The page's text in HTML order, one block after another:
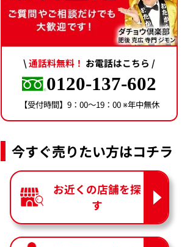
\通話料無料！ お電話はこちら /
0120-137-602
【受付時間】9：00〜19：00 ※年中無休
今すぐ売りたい方はコチラ
お近くの店舗を探
す